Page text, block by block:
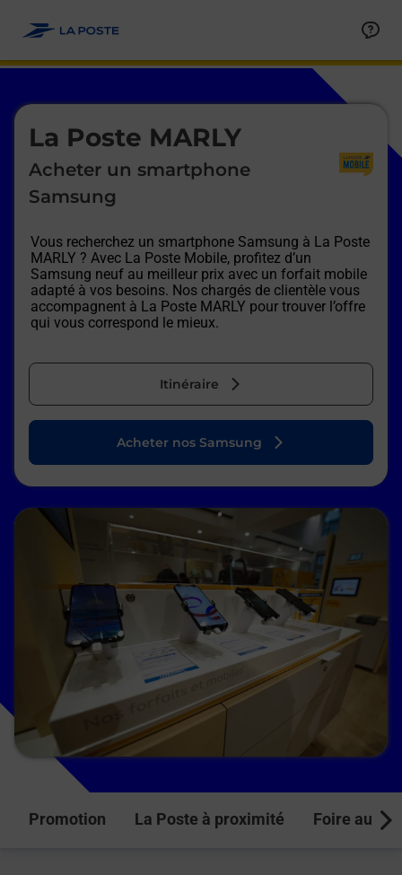
La Poste MARLY
Acheter un smartphone
Samsung
Vous recherchez un smartphone Samsung à La Poste
MARLY ? Avec La Poste Mobile, profitez d’un
Samsung neuf au meilleur prix avec un forfait mobile
adapté à vos besoins. Nos chargés de clientèle vous
accompagnent à La Poste MARLY pour trouver l’offre
qui vous correspond le mieux.
Itinéraire
Le lien s'ouvre dans un nouvel onglet
Acheter nos Samsung
Promotion La Poste à proximité Foire aux